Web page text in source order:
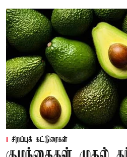
சிறப்புக் கட்டுரைகள்